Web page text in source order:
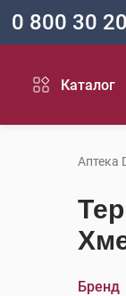
0 800 30
Каталог
Аптека
Бренд